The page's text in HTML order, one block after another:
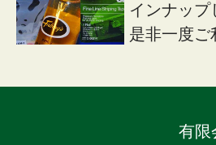
インナップ
是非一度ご
有